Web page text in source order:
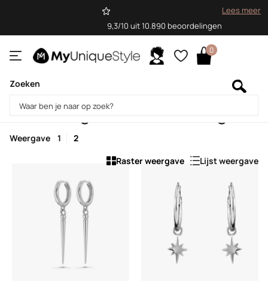
9,3/10 uit 10.890 beoordelingen
Lees meer
Zoeken
0
Homepage
Oorringen met hanger
Weergave 1
2
Raster weergave
Lijst weergave